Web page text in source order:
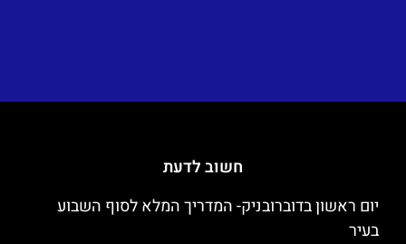
חשוב לדעת
יום ראשון בדוברובניק- המדריך המלא לסוף השבוע
בעיר